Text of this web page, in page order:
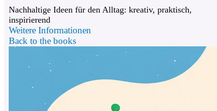
Nachhaltige Ideen für den Alltag: kreativ, praktisch,
inspirierend
Weitere Informationen
Back to the books